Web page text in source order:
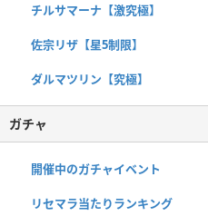
チルサマーナ【激究極】
佐宗リザ【星5制限】
ダルマツリン【究極】
ガチャ
開催中のガチャイベント
リセマラ当たりランキング